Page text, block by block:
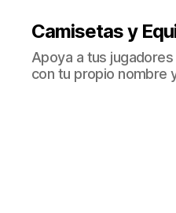
Camisetas y
Apoya a tus
con tu propio nombre